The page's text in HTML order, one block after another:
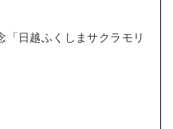
「日越ふくしまサクラモリ